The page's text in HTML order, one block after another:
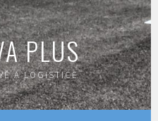
PLUS
A LOGISTICE